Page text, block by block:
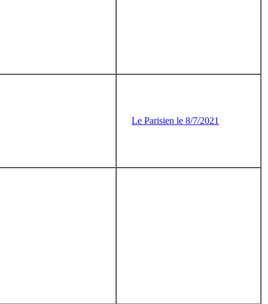
Le Parisien le 8/7/2021